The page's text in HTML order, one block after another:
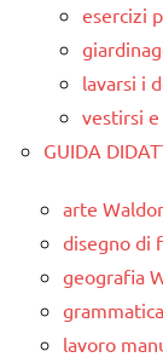
esercizi
lavarsi i
vestirsi
GUIDA
arte
disegno di
geografia
lavoro